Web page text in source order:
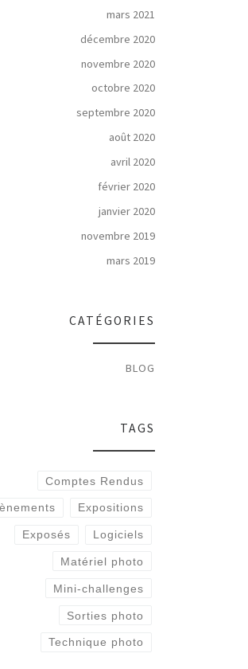
mars 2021
décembre 2020
novembre 2020
octobre 2020
septembre 2020
août 2020
avril 2020
février 2020
janvier 2020
novembre 2019
mars 2019
CATÉGORIES
BLOG
TAGS
Comptes Rendus
Expositions
Exposés Logiciels
Matériel photo
Mini-challenges
Sorties photo
Technique photo